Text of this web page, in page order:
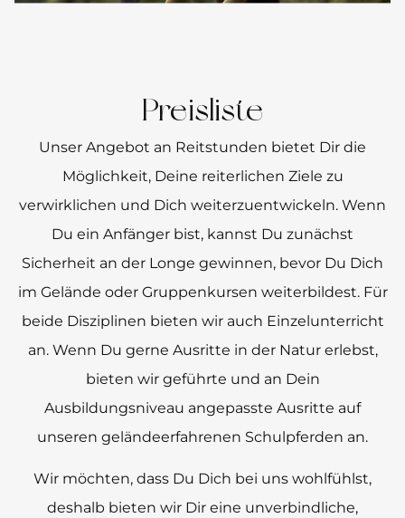
Preisliste
Unser Angebot an Reitstunden bietet Dir die
Möglichkeit, Deine reiterlichen Ziele zu
verwirklichen und Dich weiterzuentwickeln. Wenn
Du ein Anfänger bist, kannst Du zunächst
Sicherheit an der Longe gewinnen, bevor Du Dich
im Gelände oder Gruppenkursen weiterbildest. Für
beide Disziplinen bieten wir auch Einzelunterricht
an. Wenn Du gerne Ausritte in der Natur erlebst,
bieten wir geführte und an Dein
Ausbildungsniveau angepasste Ausritte auf
unseren geländeerfahrenen Schulpferden an.
Wir möchten, dass Du Dich bei uns wohlfühlst,
deshalb bieten wir Dir eine unverbindliche,